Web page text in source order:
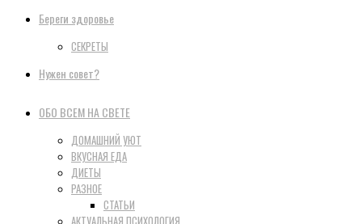
Береги здоровье
СЕКРЕТЫ
Нужен совет?
ОБО ВСЕМ НА СВЕТЕ
ДОМАШНИЙ УЮТ
ВКУСНАЯ ЕДА
ДИЕТЫ
РАЗНОЕ
СТАТЬИ
АКТУАЛЬНАЯ ПСИХОЛОГИЯ